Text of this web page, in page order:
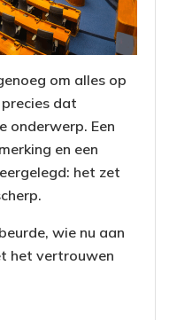
om alles op
dat
onderwerp. Een
en een
het zet
wie nu aan
het vertrouwen